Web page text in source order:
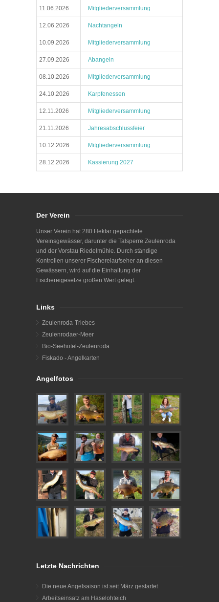
11.06.2026 Mitgliederversammlung
12.06.2026 Nachtangeln
10.09.2026 Mitgliederversammlung
27.09.2026 Abangeln
08.10.2026 Mitgliederversammlung
24.10.2026 Karpfenessen
12.11.2026 Mitgliederversammlung
21.11.2026 Jahresabschlussfeier
10.12.2026 Mitgliederversammlung
28.12.2026 Kassierung 2027
Der Verein
Unser Verein hat 280 Hektar gepachtete
Vereinsgewässer, darunter die Talsperre Zeulenroda
und der Vorstau Riedelmühle. Durch ständige
Kontrollen unserer Fischereiaufseher an diesen
Gewässern, wird auf die Einhaltung der
Fischereigesetze großen Wert gelegt.
Links
Zeulenroda-Triebes
Zeulenrodaer-Meer
Bio-Seehotel-Zeulenroda
Fiskado - Angelkarten
Angelfotos
Letzte Nachrichten
Die neue Angelsaison ist seit März gestartet
Arbeitseinsatz am Haselohteich